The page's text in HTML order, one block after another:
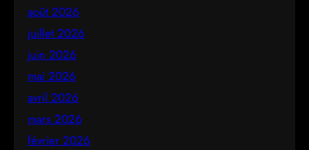
août 2026
juillet 2026
juin 2026
mai 2026
avril 2026
mars 2026
février 2026